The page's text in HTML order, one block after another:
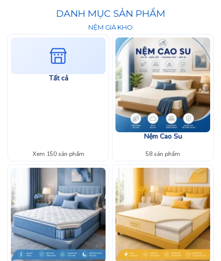
DANH MỤC SẢN PHẨM
NỆM GIÁ KHO
Tất cả
Xem 150 sản phẩm
Nệm Cao Su
58 sản phẩm